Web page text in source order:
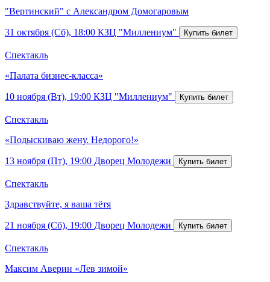
"Вертинский" с Александром Домогаровым
31 октября (Сб), 18:00 КЗЦ "Миллениум"
Спектакль
«Палата бизнес-класса»
10 ноября (Вт), 19:00 КЗЦ "Миллениум"
Спектакль
«Подыскиваю жену. Недорого!»
13 ноября (Пт), 19:00 Дворец Молодежи
Спектакль
Здравствуйте, я ваша тётя
21 ноября (Сб), 19:00 Дворец Молодежи
Спектакль
Максим Аверин «Лев зимой»